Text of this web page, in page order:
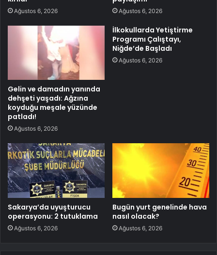
Ağustos 6, 2026 Ağustos 6, 2026
Gelin ve damadın yanında
dehşeti yaşadı: Ağzına
koyduğu meşale yüzünde
patladı!
Ağustos 6, 2026
İlkokullarda Yetiştirme
Programı Çalıştayı,
Niğde’de Başladı
Ağustos 6, 2026
Sakarya’da uyuşturucu
operasyonu: 2 tutuklama
Ağustos 6, 2026
Bugün yurt genelinde hava
nasıl olacak?
Ağustos 6, 2026